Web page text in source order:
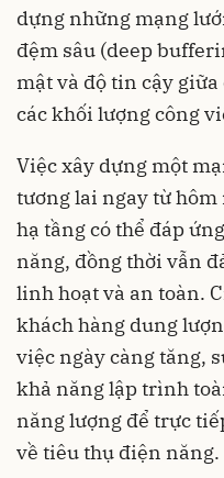
dựng những mạng
đệm sâu (deep
mật và độ tin cậy
các khối lượng công
Việc xây dựng một
tương lai ngay từ
hạ tầng có thể đáp
năng, đồng thời vẫn
linh hoạt và an toàn.
khách hàng dung
việc ngày càng tăng,
khả năng lập trình
năng lượng để trực
về tiêu thụ điện năng.